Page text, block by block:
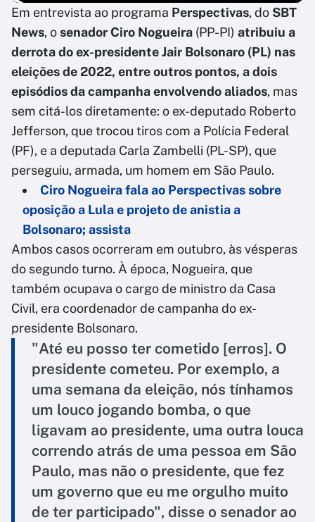
Em entrevista ao programa Perspectivas, do SBT
News, osenador Ciro Nogueira (PP-PI) atribuiu a
derrota do ex-presidente Jair Bolsonaro (PL) nas
eleições de 2022, entre outros pontos, a dois
episódios da campanha envolvendo aliados, mas
sem citá-los diretamente: o ex-deputado Roberto
Jefferson, que trocou tiros com a Polícia Federal
(PF), e a deputada Carla Zambelli (PL-SP), que
perseguiu, armada, um homem em São Paulo.
Ciro Nogueira fala ao Perspectivas sobre
oposição a Lula e projeto de anistia a
Bolsonaro; assista
Ambos casos ocorreram em outubro, às vésperas
do segundo turno. À época, Nogueira, que
também ocupava o cargo de ministro da Casa
Civil, era coordenador de campanha do ex-
presidente Bolsonaro.
"Até eu posso ter cometido [erros]. O
presidente cometeu. Por exemplo, a
uma semana da eleição, nós tínhamos
um louco jogando bomba, o que
ligavam ao presidente, uma outra louca
correndo atrás de uma pessoa em São
Paulo, mas não o presidente, que fez
um governo que eu me orgulho muito
de ter participado", disse o senador ao